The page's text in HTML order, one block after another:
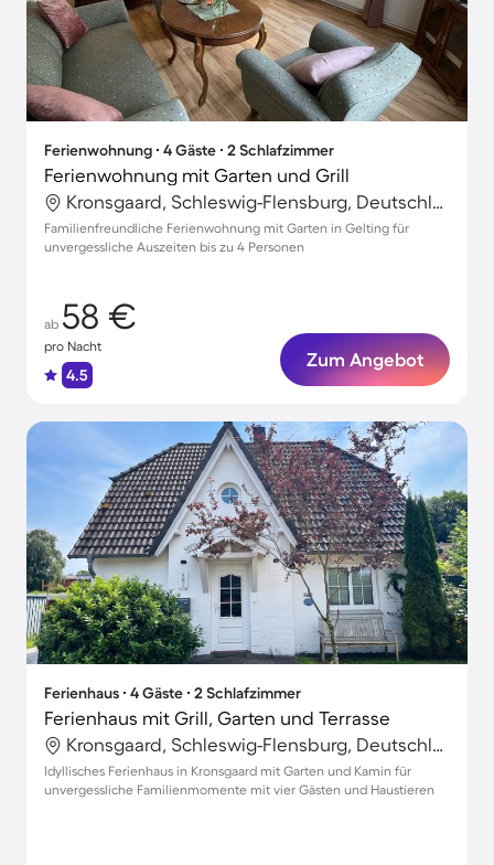
Ferienwohnung ∙ 4 Gäste ∙ 2 Schlafzimmer
Ferienwohnung mit Garten und Grill
Kronsgaard, Schleswig-Flensburg, Deutschland
Familienfreundliche Ferienwohnung mit Garten in Gelting für
unvergessliche Auszeiten bis zu 4 Personen
ab 58 €
pro Nacht
4.5
Zum Angebot
Ferienhaus ∙ 4 Gäste ∙ 2 Schlafzimmer
Ferienhaus mit Grill, Garten und Terrasse
Kronsgaard, Schleswig-Flensburg, Deutschland
Idyllisches Ferienhaus in Kronsgaard mit Garten und Kamin für
unvergessliche Familienmomente mit vier Gästen und Haustieren